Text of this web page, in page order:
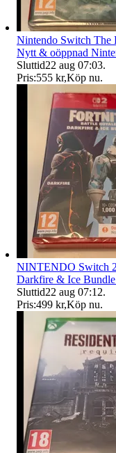
Nintendo Switch The
Nytt & oöppnad
Sluttid22 aug 07:03.
Pris:555 kr,Köp nu.
NINTENDO Switch
Darkfire & Ice
Sluttid22 aug 07:12.
Pris:499 kr,Köp nu.